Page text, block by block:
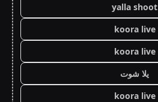
yalla shoot
koora live
koora live
يلا شوت
koora live